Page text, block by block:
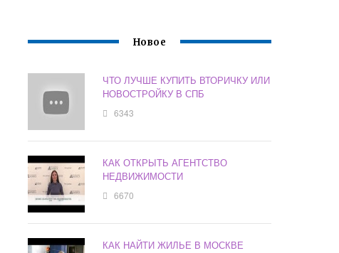
Новое
ЧТО ЛУЧШЕ КУПИТЬ ВТОРИЧКУ ИЛИ
НОВОСТРОЙКУ В СПБ
6343
КАК ОТКРЫТЬ АГЕНТСТВО
НЕДВИЖИМОСТИ
6670
КАК НАЙТИ ЖИЛЬЕ В МОСКВЕ